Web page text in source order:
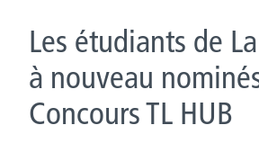
Rencontrez-nous
Inscriptions
Les étudiants de
à nouveau
Concours TL HUB